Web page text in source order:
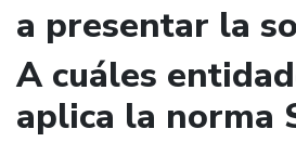
a presentar la
A cuáles
aplica la norma